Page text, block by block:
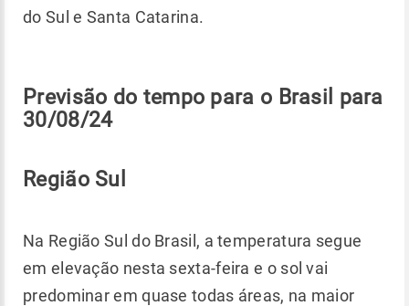
do Sul e Santa Catarina.
Previsão do tempo para o Brasil para
30/08/24
Região Sul
Na Região Sul do Brasil, a temperatura segue
em elevação nesta sexta-feira e o sol vai
predominar em quase todas áreas, na maior